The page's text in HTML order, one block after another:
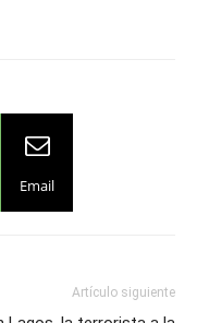
Email
Artículo siguiente